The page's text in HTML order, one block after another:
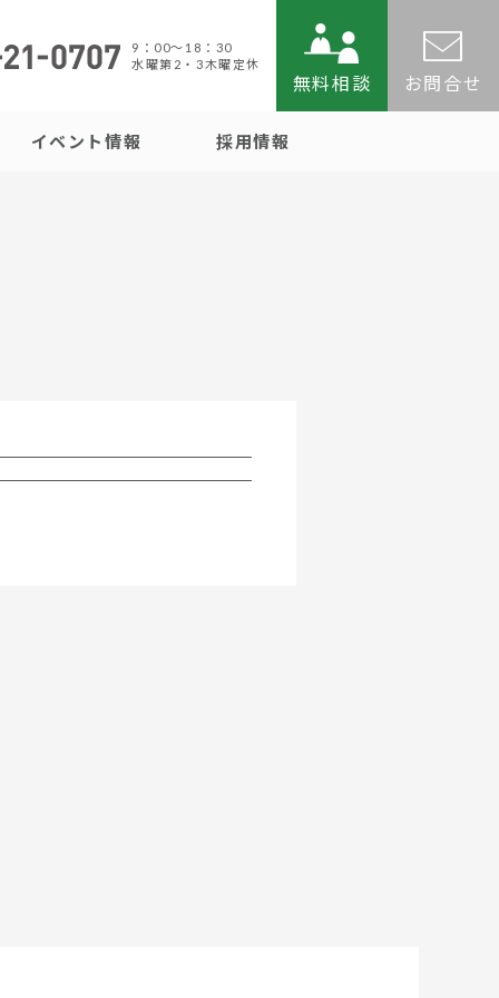
9：00〜18：30
水曜第2・3木曜定休
無料相談 お問合せ
イベント情報 採用情報